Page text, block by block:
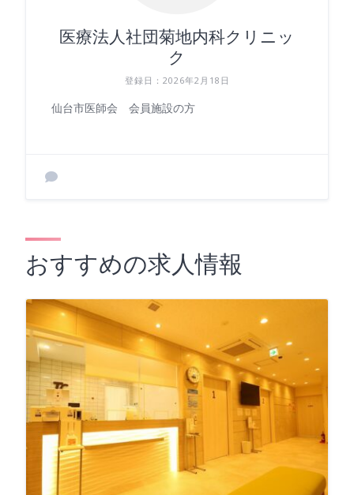
医療法人社団菊地内科クリニッ
ク
登録日：2026年2月18日
仙台市医師会 会員施設の方
おすすめの求人情報